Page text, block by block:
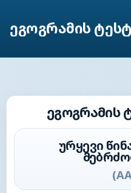
ეგოგრამის
ეგოგრამის
ურყევი
(